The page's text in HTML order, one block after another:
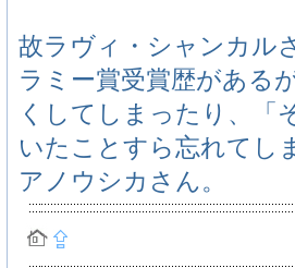
故ラヴィ・シャンカル
ラミー賞受賞歴がある
くしてしまったり、「
いたことすら忘れてし
アノウシカさん。